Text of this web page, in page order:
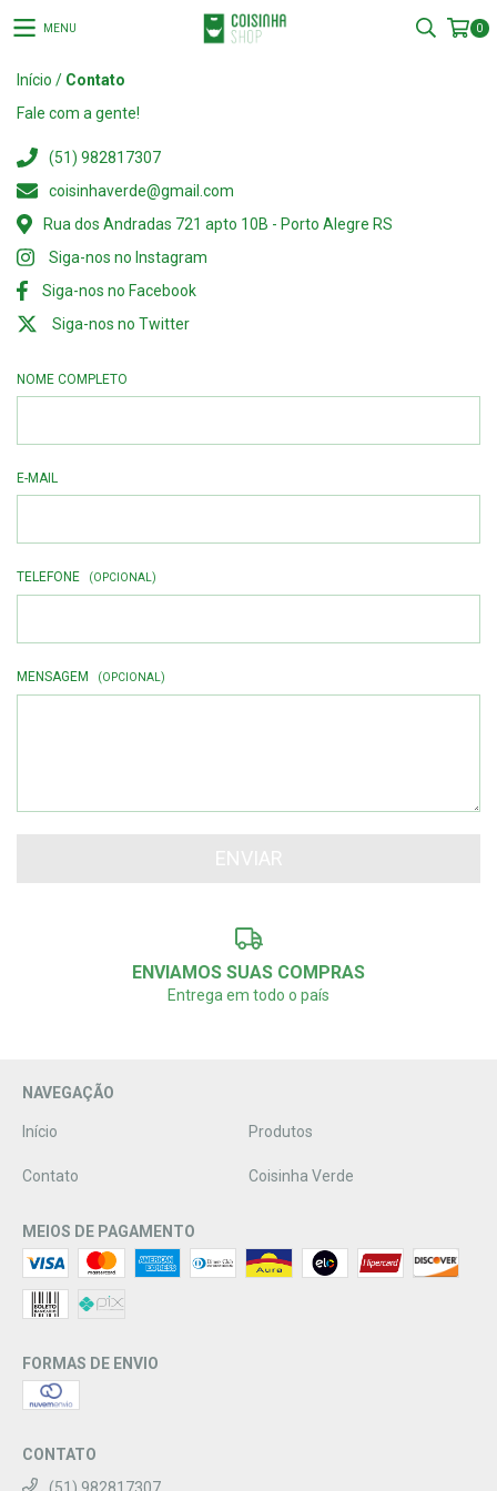
MENU 0
Início / Contato
Fale com a gente!
(51) 982817307
coisinhaverde@gmail.com
Rua dos Andradas 721 apto 10B - Porto Alegre RS
Siga-nos no Instagram
Siga-nos no Facebook
Siga-nos no Twitter
NOME COMPLETO
E-MAIL
TELEFONE (OPCIONAL)
MENSAGEM (OPCIONAL)
ENVIAMOS SUAS COMPRAS
Entrega em todo o país
NAVEGAÇÃO
Início Produtos
Contato Coisinha Verde
MEIOS DE PAGAMENTO
FORMAS DE ENVIO
CONTATO
(51) 982817307